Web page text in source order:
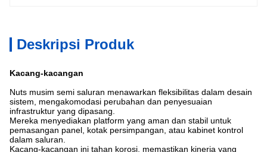
Deskripsi Produk
Kacang-kacangan
Nuts musim semi saluran menawarkan fleksibilitas dalam desain
sistem, mengakomodasi perubahan dan penyesuaian
infrastruktur yang dipasang.
Mereka menyediakan platform yang aman dan stabil untuk
pemasangan panel, kotak persimpangan, atau kabinet kontrol
dalam saluran.
Kacang-kacangan ini tahan korosi, memastikan kinerja yang